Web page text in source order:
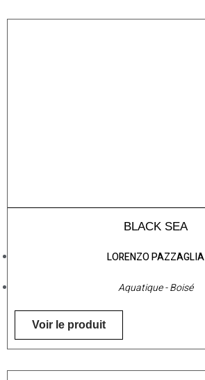
BLACK SEA
LORENZO PAZZAGLIA
Aquatique - Boisé
Voir le produit